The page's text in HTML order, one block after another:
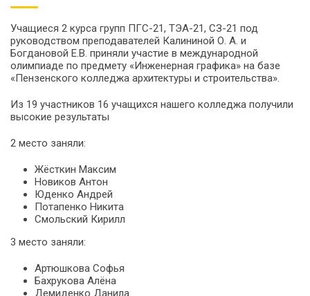
Учащиеся 2 курса групп ПГС-21, ТЭА-21, СЗ-21 под
руководством преподавателей Калининой О. А. и
Богдановой Е.В. приняли участие в международной
олимпиаде по предмету «Инженерная графика» на базе
«Пензенского колледжа архитектуры и строительства».
Из 19 участников 16 учащихся нашего колледжа получили
высокие результаты
2 место заняли:
Жёсткин Максим
Новиков Антон
Юденко Андрей
Потапенко Никита
Смольский Кирилл
3 место заняли:
Артюшкова Софья
Бахрукова Алёна
Демиденко Данила